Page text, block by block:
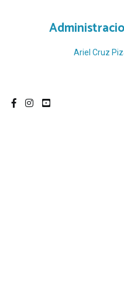
Ariel Cruz